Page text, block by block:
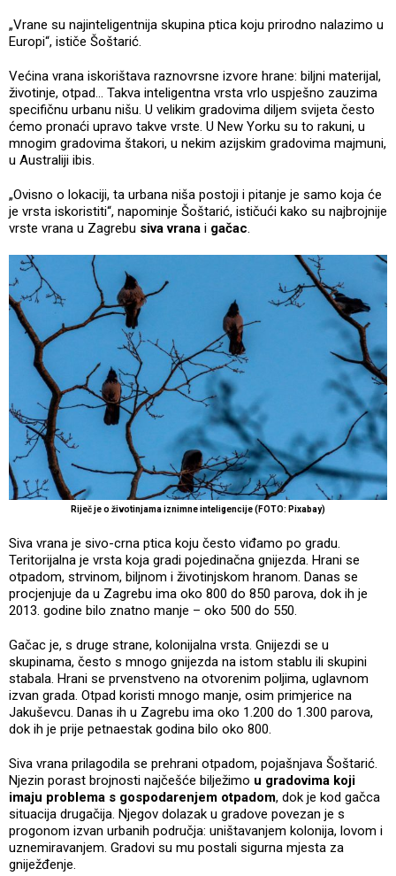
„Vrane su najinteligentnija skupina ptica koju prirodno nalazimo u
Europi“, ističe Šoštarić.
Većina vrana iskorištava raznovrsne izvore hrane: biljni materijal,
životinje, otpad... Takva inteligentna vrsta vrlo uspješno zauzima
specifičnu urbanu nišu. U velikim gradovima diljem svijeta često
ćemo pronaći upravo takve vrste. U New Yorku su to rakuni, u
mnogim gradovima štakori, u nekim azijskim gradovima majmuni,
u Australiji ibis.
„Ovisno o lokaciji, ta urbana niša postoji i pitanje je samo koja će
je vrsta iskoristiti“, napominje Šoštarić, ističući kako su najbrojnije
vrste vrana u Zagrebu siva vrana i gačac
Riječ je o životinjama iznimne inteligencije (FOTO: Pixabay)
Siva vrana je sivo-crna ptica koju često viđamo po gradu.
Teritorijalna je vrsta koja gradi pojedinačna gnijezda. Hrani se
otpadom, strvinom, biljnom i životinjskom hranom. Danas se
procjenjuje da u Zagrebu ima oko 800 do 850 parova, dok ih je
2013. godine bilo znatno manje – oko 500 do 550.
Gačac je, s druge strane, kolonijalna vrsta. Gnijezdi se u
skupinama, često s mnogo gnijezda na istom stablu ili skupini
stabala. Hrani se prvenstveno na otvorenim poljima, uglavnom
izvan grada. Otpad koristi mnogo manje, osim primjerice na
Jakuševcu. Danas ih u Zagrebu ima oko 1.200 do 1.300 parova,
dok ih je prije petnaestak godina bilo oko 800.
Siva vrana prilagodila se prehrani otpadom, pojašnjava Šoštarić.
Njezin porast brojnosti najčešće bilježimo u gradovima koji
imaju problema s gospodarenjem otpadom, dok je kod gačca
situacija drugačija. Njegov dolazak u gradove povezan je s
progonom izvan urbanih područja: uništavanjem kolonija, lovom i
uznemiravanjem. Gradovi su mu postali sigurna mjesta za
gniježđenje.